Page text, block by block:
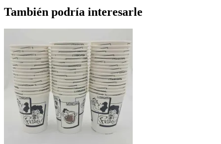
También podría interesarle